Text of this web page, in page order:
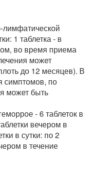
лимфатической
1 таблетка - в
во время приема
может
до 12 месяцев). В
симптомов, по
может быть
- 6 таблеток в
вечером в
в сутки: по 2
в течение